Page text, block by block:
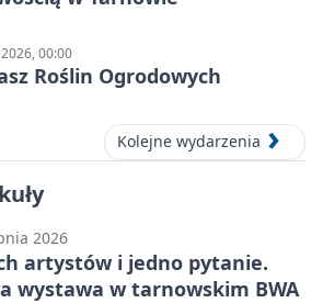
00:00
Roślin Ogrodowych
Kolejne wydarzenia
2026
artystów i jedno pytanie.
wystawa w tarnowskim BWA